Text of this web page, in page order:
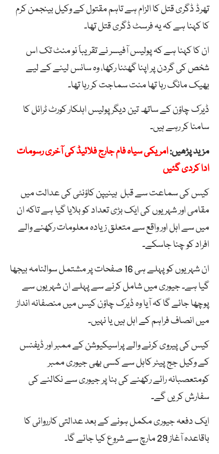
تھرڈ ڈگری قتل کا الزام ہے تاہم مقتول کے وکیل بینجمن کرم
کا کہنا ہے کہ یہ فرسٹ ڈگری قتل تھا۔
ان کا کہنا ہے کہ پولیس آفیسر نے تقریباً نو منٹ تک اس
شخص کی گردن پر اپنا گھٹنا رکھا، وہ سانس لینے کے لیے
بھیک مانگ رہا تھا منت سماجت کر رہا تھا۔
ڈیرک چاؤن کے ساتھ تین دیگر پولیس اہلکار کورٹ ٹرائل کا
سامنا کر رہے ہیں۔
مزید پڑھیں:امریکی سیاہ فام جارج فلائیڈ کی آخری رسومات
ادا کردی گئیں
کیس کی سماعت سے قبل ہینیپن کاؤنٹی کی عدالت میں
مقامی اور شہریوں کی ایک بڑی تعداد کو بلایا گیا ہے تاکہ ان
میں سے اہل اور واقع سے متعلق زیادہ معلومات رکھنے والے
افراد کو چنا جاسکے۔
ان شہریوں کو پہلے ہی 16 صفحات پر مشتمل سوالنامہ بیجھا
گیا ہے۔ جیوری میں شامل کرنے سے پہلے ان شہریوں سے
پوچھا جائے گا کہ آیا وہ ڈیرک چاؤن کیس میں منصفانہ انداز
میں انصاف فراہم کے اہل ہیں یا نہیں۔
کیس کی پیروی کرنے والے پراسیکیوشن کے ممبر اور ڈیفنس
کے وکیل جج پیٹر کاہل سے کسی بھی جیوری ممبر
کومتعصبانہ رائے رکھنے کی بنا پر جیوری سے نکالنے کی
سفارش کریں گے۔
ایک دفعہ جیوری مکمل ہونے کے بعد عدالتی کارروائی کا
باقاعدہ آغاز 29 مارچ سے شروع کیا جائے گا۔